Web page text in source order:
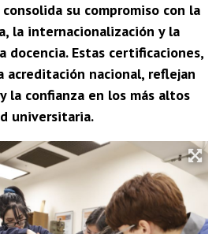
su compromiso con la
la internacionalización y la
docencia. Estas certificaciones,
acreditación nacional, reflejan
la confianza en los más altos
universitaria.